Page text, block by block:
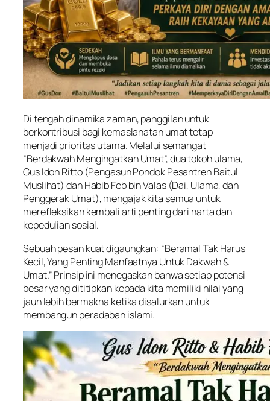
Di tengah dinamika zaman, panggilan untuk
berkontribusi bagi kemaslahatan umat tetap
menjadi prioritas utama. Melalui semangat
“Berdakwah Mengingatkan Umat”, dua tokoh ulama,
Gus Idon Ritto (Pengasuh Pondok Pesantren Baitul
Muslihat) dan Habib Feb bin Valas (Dai, Ulama, dan
Penggerak Umat), mengajak kita semua untuk
merefleksikan kembali arti penting dari harta dan
kepedulian sosial.
Sebuah pesan kuat digaungkan: “Beramal Tak Harus
Kecil, Yang Penting Manfaatnya Untuk Dakwah &
Umat.” Prinsip ini menegaskan bahwa setiap potensi
besar yang dititipkan kepada kita memiliki nilai yang
jauh lebih bermakna ketika disalurkan untuk
membangun peradaban islami.